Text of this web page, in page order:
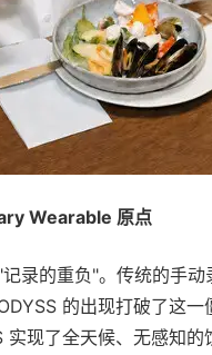
Wearable 原点
的重负"。传统的手动
的出现打破了这
现了全天候、无感知的